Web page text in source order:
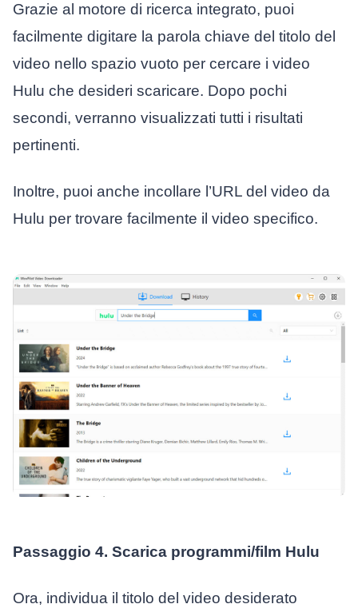
Grazie al motore di ricerca integrato, puoi
facilmente digitare la parola chiave del titolo del
video nello spazio vuoto per cercare i video
Hulu che desideri scaricare. Dopo pochi
secondi, verranno visualizzati tutti i risultati
pertinenti.
Inoltre, puoi anche incollare l’URL del video da
Hulu per trovare facilmente il video specifico.
Passaggio 4. Scarica programmi/film Hulu
Ora, individua il titolo del video desiderato